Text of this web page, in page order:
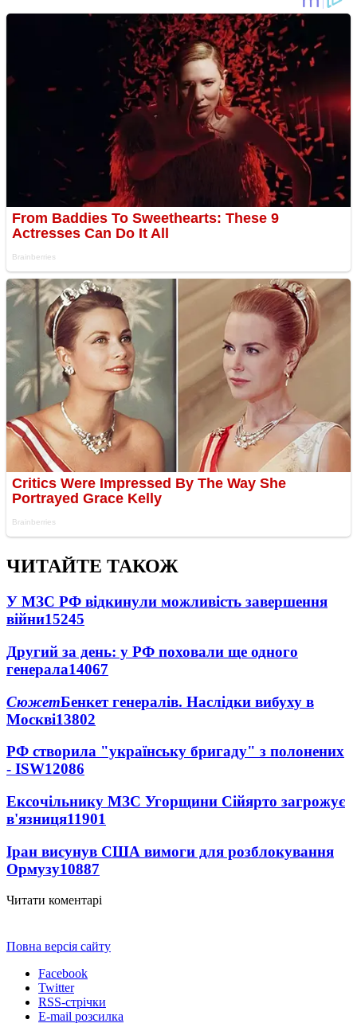
ЧИТАЙТЕ ТАКОЖ
У МЗС РФ відкинули можливість завершення
війни15245
Другий за день: у РФ поховали ще одного
генерала14067
СюжетБенкет генералів. Наслідки вибуху в
Москві13802
РФ створила "українську бригаду" з полонених
- ISW12086
Ексочільнику МЗС Угорщини Сійярто загрожує
в'язниця11901
Іран висунув США вимоги для розблокування
Ормузу10887
Читати коментарі
Повна версія сайту
Facebook
Twitter
RSS-стрічки
E-mail розсилка